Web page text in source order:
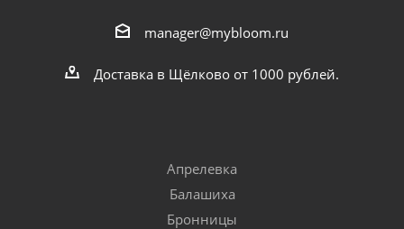
manager@mybloom.ru
Доставка в Щёлково от 1000 рублей.
Апрелевка
Балашиха
Бронницы